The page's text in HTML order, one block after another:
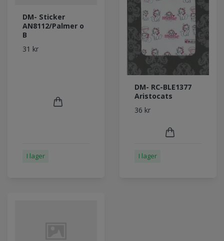
DM- Sticker
AN8112/Palmer o
B
31 kr
I lager
DM- RC-BLE1377
Aristocats
36 kr
I lager